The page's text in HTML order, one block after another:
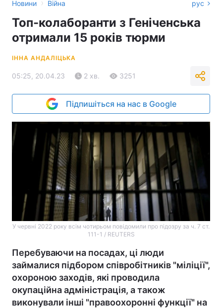
Новини › Війна рус
Топ-колаборанти з Геніченська
отримали 15 років тюрми
ІННА АНДАЛІЦЬКА
05:25, 20.04.23 2 хв. 3251
Підпишіться на нас в Google
У червні 2022 року всім чотирьом повідомили про підозру за ч. 7 ст.
111-1 / REUTERS
Перебуваючи на посадах, ці люди
займалися підбором співробітників "міліції",
охороною заходів, які проводила
окупаційна адміністрація, а також
виконували інші "правоохоронні функції" на